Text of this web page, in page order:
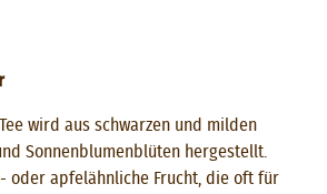
wird aus schwarzen und milden
Sonnenblumenblüten hergestellt.
oder apfelähnliche Frucht, die oft für